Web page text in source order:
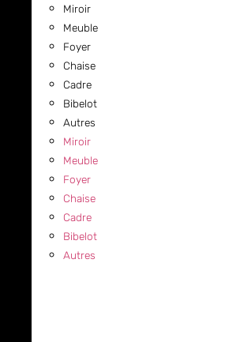
Miroir
Meuble
Foyer
Chaise
Cadre
Bibelot
Autres
Miroir
Meuble
Foyer
Chaise
Cadre
Bibelot
Autres